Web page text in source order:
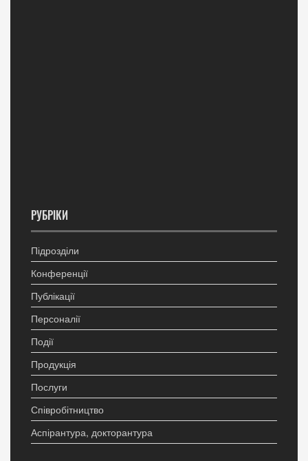
РУБРІКИ
Підрозділи
Конференції
Публікації
Персоналії
Події
Продукція
Послуги
Співробітництво
Аспірантура, докторантура